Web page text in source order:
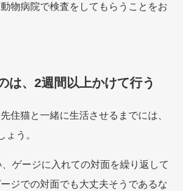
物病院で検査をしてもらうことをお
は、2週間以上かけて行う
住猫と一緒に生活させるまでには、
う。
ゲージに入れての対面を繰り返して
ジでの対面でも大丈夫そうであるな